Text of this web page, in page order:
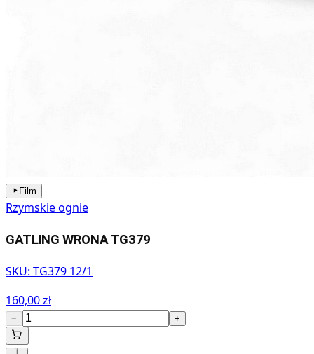
Film
Rzymskie ognie
GATLING WRONA TG379
SKU: TG379 12/1
160,00 zł
− +